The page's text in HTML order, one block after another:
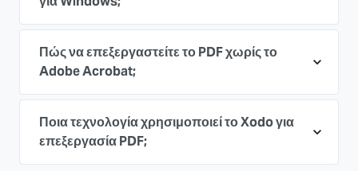
Πώς να επεξεργαστείτε το PDF χωρίς το
Adobe Acrobat;
Ποια τεχνολογία χρησιμοποιεί το Xodo για
επεξεργασία PDF;